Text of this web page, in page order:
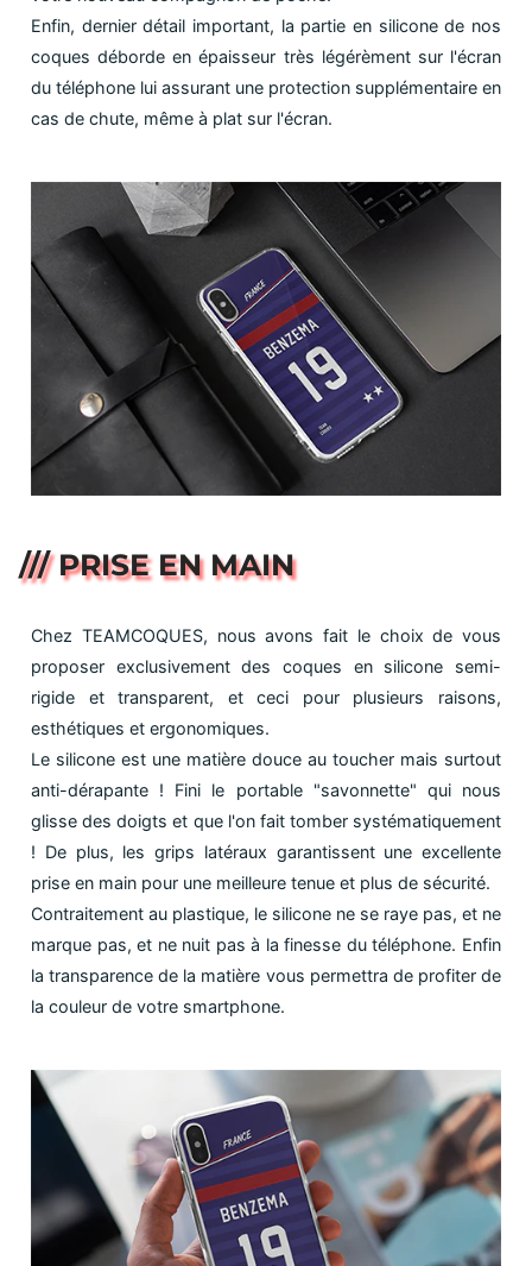
Enfin, dernier détail important, la partie en silicone de nos
coques déborde en épaisseur très légérèment sur l'écran
du téléphone lui assurant une protection supplémentaire en
cas de chute, même à plat sur l'écran.
/// PRISE EN MAIN
Chez TEAMCOQUES, nous avons fait le choix de vous
proposer exclusivement des coques en silicone semi-
rigide et transparent, et ceci pour plusieurs raisons,
esthétiques et ergonomiques.
Le silicone est une matière douce au toucher mais surtout
anti-dérapante ! Fini le portable "savonnette" qui nous
glisse des doigts et que l'on fait tomber systématiquement
! De plus, les grips latéraux garantissent une excellente
prise en main pour une meilleure tenue et plus de sécurité.
Contraitement au plastique, le silicone ne se raye pas, et ne
marque pas, et ne nuit pas à la finesse du téléphone. Enfin
la transparence de la matière vous permettra de profiter de
la couleur de votre smartphone.